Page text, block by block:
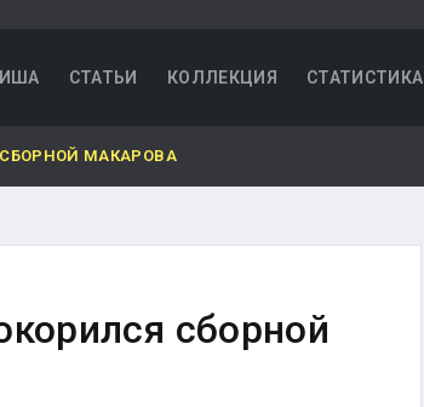
СТАТЬИ КОЛЛЕКЦИЯ СТАТИСТИКА
МАКАРОВА
сборной